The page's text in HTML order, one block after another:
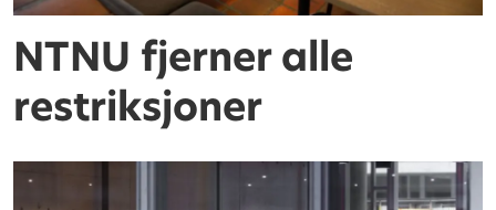
NTNU fjerner alle
restriksjoner